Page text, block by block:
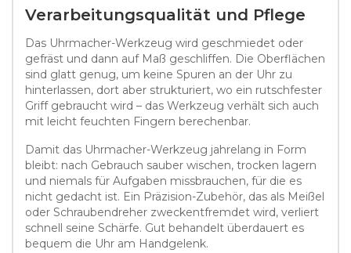
Verarbeitungsqualität und Pflege
Das Uhrmacher-Werkzeug wird geschmiedet oder
gefräst und dann auf Maß geschliffen. Die Oberflächen
sind glatt genug, um keine Spuren an der Uhr zu
hinterlassen, dort aber strukturiert, wo ein rutschfester
Griff gebraucht wird – das Werkzeug verhält sich auch
mit leicht feuchten Fingern berechenbar.
Damit das Uhrmacher-Werkzeug jahrelang in Form
bleibt: nach Gebrauch sauber wischen, trocken lagern
und niemals für Aufgaben missbrauchen, für die es
nicht gedacht ist. Ein Präzision-Zubehör, das als Meißel
oder Schraubendreher zweckentfremdet wird, verliert
schnell seine Schärfe. Gut behandelt überdauert es
bequem die Uhr am Handgelenk.